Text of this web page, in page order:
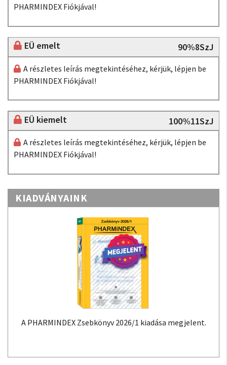
PHARMINDEX Fiókjával!
EÜ emelt 90%8SzJ
A részletes leírás megtekintéséhez, kérjük, lépjen be
PHARMINDEX Fiókjával!
EÜ kiemelt 100%11SzJ
A részletes leírás megtekintéséhez, kérjük, lépjen be
PHARMINDEX Fiókjával!
KIADVÁNYAINK
A PHARMINDEX Zsebkönyv 2026/1 kiadása megjelent.